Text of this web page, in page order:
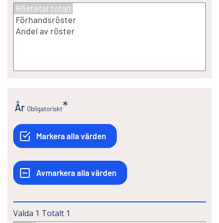
År Obligatoriskt
Valda 1 Totalt 1